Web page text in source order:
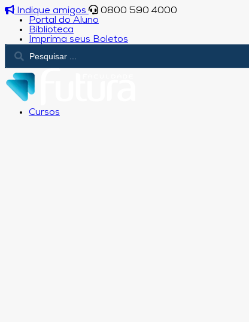
Indique amigos
0800 590 4000
Portal do Aluno
Biblioteca
Imprima seus Boletos
Cursos